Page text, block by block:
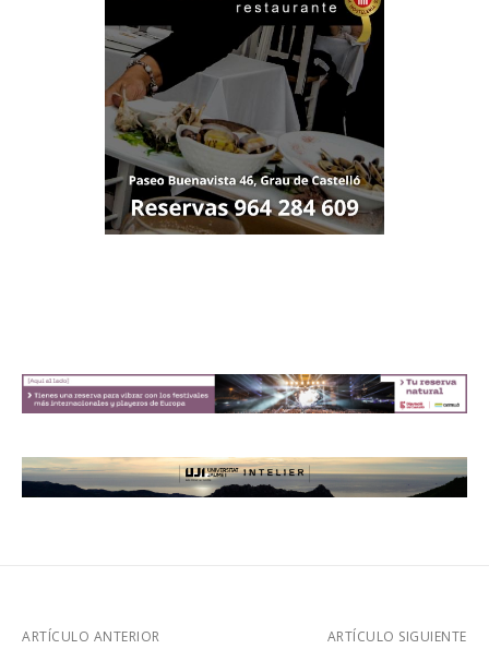
ARTÍCULO ANTERIOR ARTÍCULO SIGUIENTE